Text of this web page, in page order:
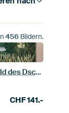
456Bildern.
Wunderschönes botanisches Bild des Dschungels mit Farnen und Blumen
CHF141.-